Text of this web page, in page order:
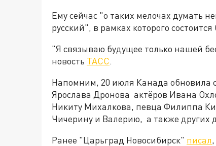
Ему сейчас "о таких мелочах думать
русский", в рамках которого
"Я связываю будущее только нашей
новость ТАСС.
Напомним, 20 июля Канада обновила
Ярослава Дронова актёров Ивана
Никиту Михалкова, певца Филиппа
Чичерину и Валерию, а также других
Ранее "Царьград Новосибирск" писал